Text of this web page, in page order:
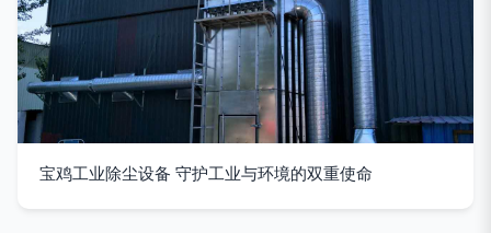
宝鸡工业除尘设备 守护工业与环境的双重使命